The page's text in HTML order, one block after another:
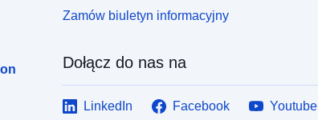
Zamów biuletyn informacyjny
Dołącz do nas na
LinkedIn Facebook
Youtube